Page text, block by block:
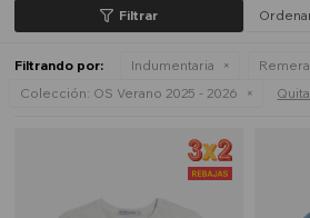
Filtrando por: Indumentaria
Colección: OS Verano 2025 - 2026